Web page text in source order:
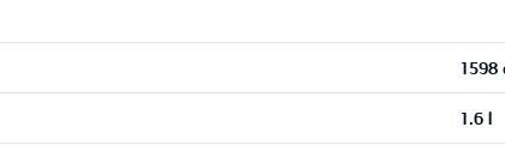
1598
1.6 l